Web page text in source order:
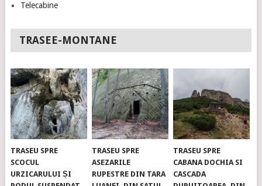
Telecabine
TRASEE-MONTANE
TRASEU SPRE
SCOCUL
URZICARULUI ȘI
TRASEU SPRE
ASEZARILE
RUPESTRE DIN TARA
TRASEU SPRE
CABANA DOCHIA SI
CASCADA